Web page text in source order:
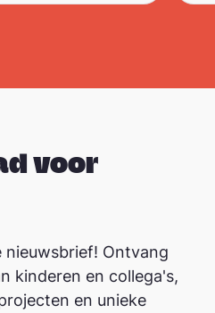
voor
nieuwsbrief! Ontvang
kinderen en collega's,
en unieke